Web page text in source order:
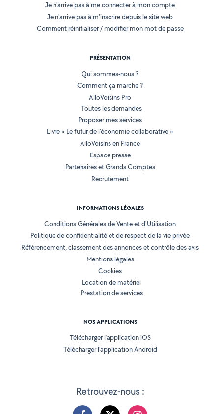
Retrouvez-nous :
Je n'arrive pas à me connecter à mon compte
Je n'arrive pas à m'inscrire depuis le site web
Comment réinitialiser / modifier mon mot de passe
PRÉSENTATION
Qui sommes-nous ?
Comment ça marche ?
AlloVoisins Pro
Toutes les demandes
Proposer mes services
Livre « Le futur de l'économie collaborative »
AlloVoisins en France
Espace presse
Partenaires et Grands Comptes
Recrutement
INFORMATIONS LÉGALES
Conditions Générales de Vente et d'Utilisation
Politique de confidentialité et de respect de la vie privée
Référencement, classement des annonces et contrôle des avis
Mentions légales
Cookies
Location de matériel
Prestation de services
NOS APPLICATIONS
Télécharger l’application iOS
Télécharger l’application Android